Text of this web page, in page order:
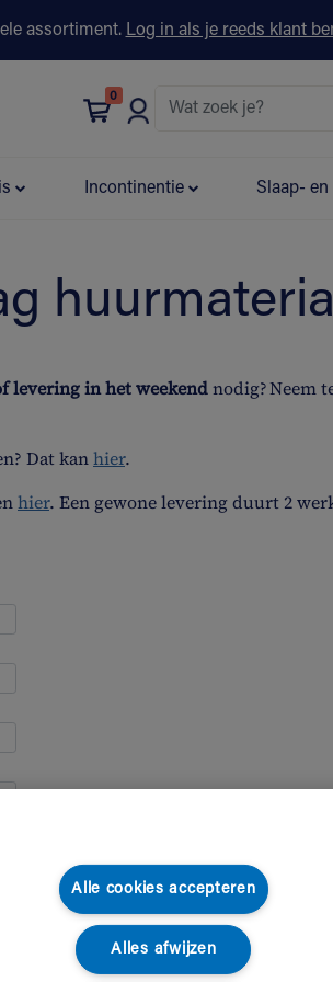
assortiment. Log in als je reeds klant
0
Incontinentie Slaap-
levering in het weekendnodig? Neem
Dat kanhier.
hier. Een gewone levering duurt 2
Alle cookies accepteren
Alles afwijzen